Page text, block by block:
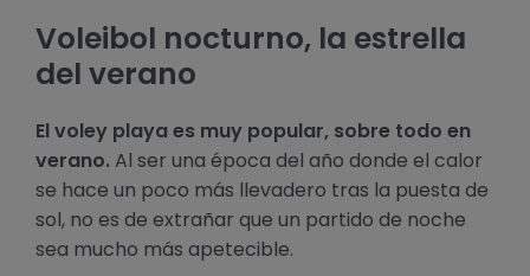
Voleibol nocturno, la estrella
del verano
El voley playa es muy popular, sobre todo en
verano. Al ser una época del año donde el calor
se hace un poco más llevadero tras la puesta de
sol, no es de extrañar que un partido de noche
sea mucho más apetecible.